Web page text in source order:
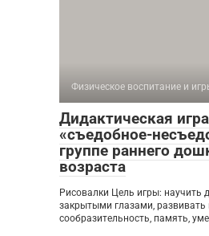
Физическое воспитание и
Дидактическая игра
«съедобное-
группе раннего
возраста
Рисовалки Цель игры: научить
закрытыми глазами, развивать
сообразительность, память,